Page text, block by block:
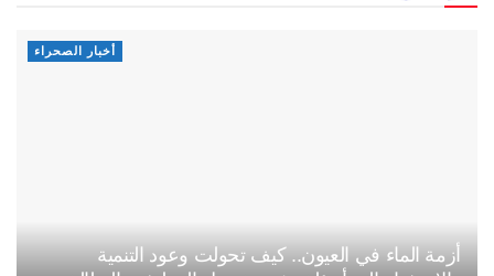
أخبار الصحراء
أزمة الماء في العيون.. كيف تحولت وعود التنمية